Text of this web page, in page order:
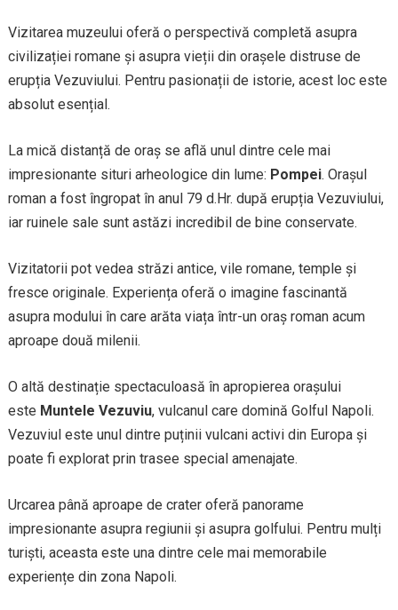
Vizitarea muzeului oferă o perspectivă completă asupra
civilizației romane și asupra vieții din orașele distruse de
erupția Vezuviului. Pentru pasionații de istorie, acest loc este
absolut esențial.
La mică distanță de oraș se află unul dintre cele mai
impresionante situri arheologice din lume: Pompei. Orașul
roman a fost îngropat în anul 79 d.Hr. după erupția Vezuviului,
iar ruinele sale sunt astăzi incredibil de bine conservate.
Vizitatorii pot vedea străzi antice, vile romane, temple și
fresce originale. Experiența oferă o imagine fascinantă
asupra modului în care arăta viața într-un oraș roman acum
aproape două milenii.
O altă destinație spectaculoasă în apropierea orașului
este Muntele Vezuviu, vulcanul care domină Golful Napoli.
Vezuviul este unul dintre puținii vulcani activi din Europa și
poate fi explorat prin trasee special amenajate.
Urcarea până aproape de crater oferă panorame
impresionante asupra regiunii și asupra golfului. Pentru mulți
turiști, aceasta este una dintre cele mai memorabile
experiențe din zona Napoli.